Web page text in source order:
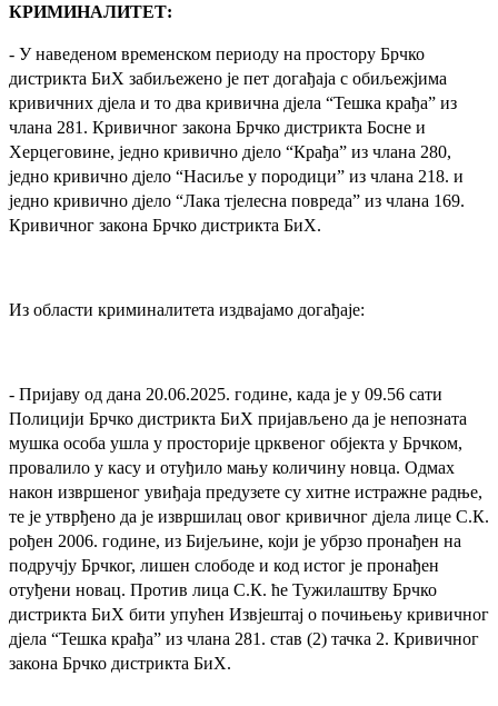
КРИМИНАЛИТЕТ:
- У наведеном временском периоду на простору Брчко
дистрикта БиХ забиљежено је пет догађаја с обиљежјима
кривичних дјела и то два кривична дјела “Тешка крађа” из
члана 281. Кривичног закона Брчко дистрикта Босне и
Херцеговине, једно кривично дјело “Крађа” из члана 280,
једно кривично дјело “Насиље у породици” из члана 218. и
једно кривично дјело “Лака тјелесна повреда” из члана 169.
Кривичног закона Брчко дистрикта БиХ.
Из области криминалитета издвајамо догађаје:
- Пријаву од дана 20.06.2025. године, када је у 09.56 сати
Полицији Брчко дистрикта БиХ пријављено да је непозната
мушка особа ушла у просторије црквеног објекта у Брчком,
провалило у касу и отуђило мању количину новца. Одмах
након извршеног увиђаја предузете су хитне истражне радње,
те је утврђено да је извршилац овог кривичног дјела лице С.К.
рођен 2006. године, из Бијељине, који је убрзо пронађен на
подручју Брчког, лишен слободе и код истог је пронађен
отуђени новац. Против лица С.К. ће Тужилаштву Брчко
дистрикта БиХ бити упућен Извјештај о почињењу кривичног
дјела “Тешка крађа” из члана 281. став (2) тачка 2. Кривичног
закона Брчко дистрикта БиХ.